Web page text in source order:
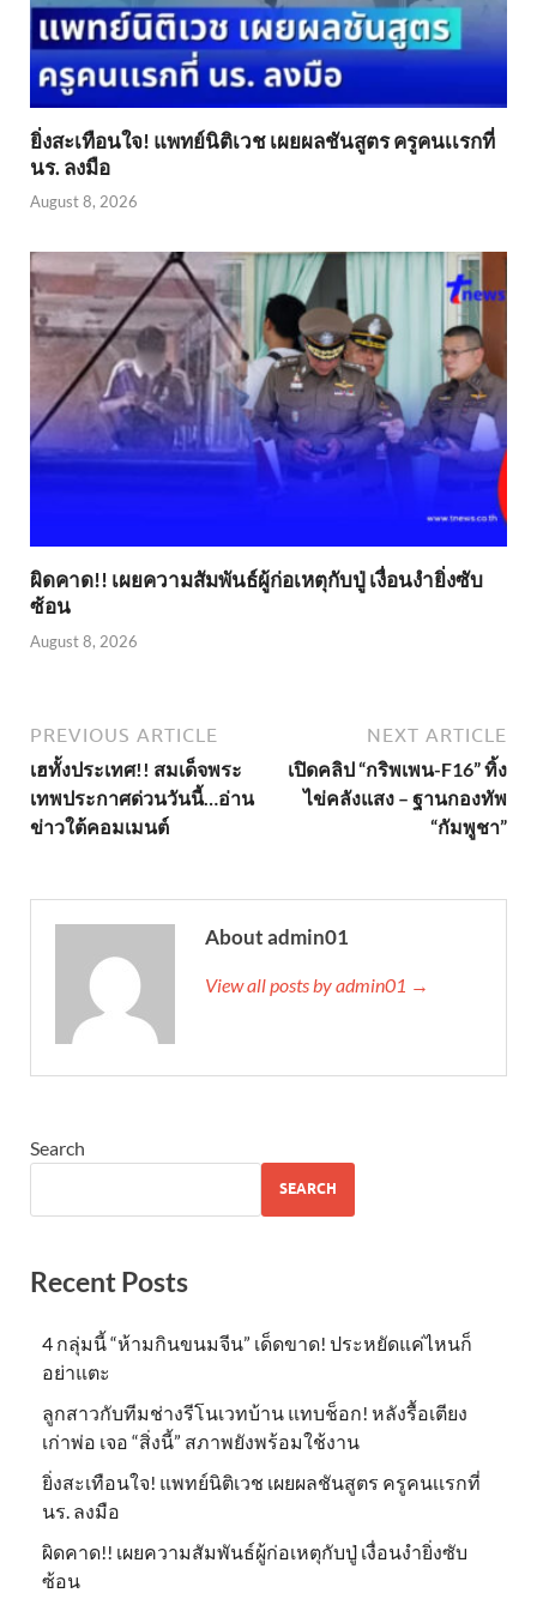
ยิ่งสะเทือนใจ! แพทย์นิติเวช เผยผลชันสูตร ครูคนเเรกที่
นร. ลงมือ
August 8, 2026
ผิดคาด!! เผยความสัมพันธ์ผู้ก่อเหตุกับปู่ เงื่อนงำยิ่งซับ
ซ้อน
August 8, 2026
PREVIOUS ARTICLE
เฮทั้งประเทศ!! สมเด็จพระ
เทพประกาศด่วนวันนี้…อ่าน
ข่าวใต้คอมเมนต์
NEXT ARTICLE
เปิดคลิป “กริพเพน-F16” ทิ้ง
ไข่คลังแสง – ฐานกองทัพ
“กัมพูชา”
About admin01
View all posts by admin01 →
Search
SEARCH
Recent Posts
4 กลุ่มนี้ “ห้ามกินขนมจีน” เด็ดขาด! ประหยัดแค่ไหนก็
อย่าแตะ
ลูกสาวกับทีมช่างรีโนเวทบ้าน แทบช็อก! หลังรื้อเตียง
เก่าพ่อ เจอ “สิ่งนี้” สภาพยังพร้อมใช้งาน
ยิ่งสะเทือนใจ! แพทย์นิติเวช เผยผลชันสูตร ครูคนเเรกที่
นร. ลงมือ
ผิดคาด!! เผยความสัมพันธ์ผู้ก่อเหตุกับปู่ เงื่อนงำยิ่งซับ
ซ้อน